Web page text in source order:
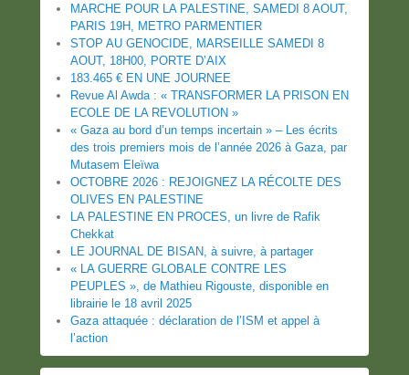
MARCHE POUR LA PALESTINE, SAMEDI 8 AOUT,
PARIS 19H, METRO PARMENTIER
STOP AU GENOCIDE, MARSEILLE SAMEDI 8
AOUT, 18H00, PORTE D’AIX
183.465 € EN UNE JOURNEE
Revue Al Awda : « TRANSFORMER LA PRISON EN
ECOLE DE LA REVOLUTION »
« Gaza au bord d’un temps incertain » – Les écrits
des trois premiers mois de l’année 2026 à Gaza, par
Mutasem Eleïwa
OCTOBRE 2026 : REJOIGNEZ LA RÉCOLTE DES
OLIVES EN PALESTINE
LA PALESTINE EN PROCES, un livre de Rafik
Chekkat
LE JOURNAL DE BISAN, à suivre, à partager
« LA GUERRE GLOBALE CONTRE LES
PEUPLES », de Mathieu Rigouste, disponible en
librairie le 18 avril 2025
Gaza attaquée : déclaration de l’ISM et appel à
l’action